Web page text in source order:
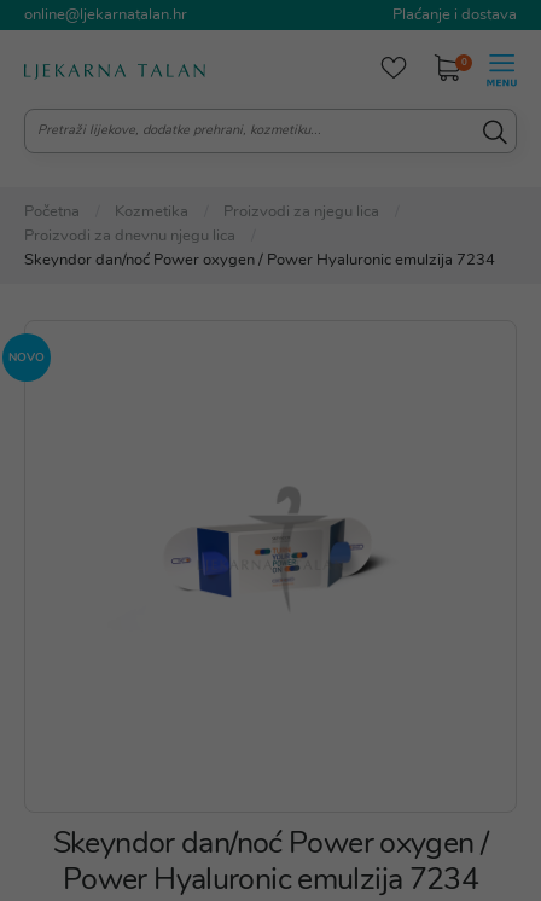
online@ljekarnatalan.hr Plaćanje i dostava
0
Početna Kozmetika
Proizvodi za njegu lica
Proizvodi za dnevnu njegu lica
Skeyndor dan/noć Power oxygen / Power Hyaluronic emulzija 7234
NOVO
Skeyndor dan/noć Power oxygen /
Power Hyaluronic emulzija 7234